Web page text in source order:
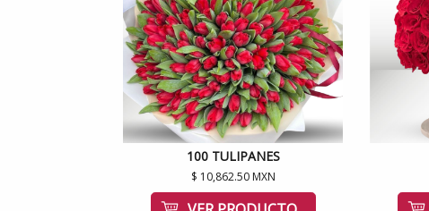
100 TULIPANES
$ 10,862.50 MXN